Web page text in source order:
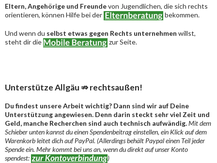
Eltern, Angehörige und Freundevon Jugendlichen, die sich rechts
orientieren, können Hilfe bei der
bekommen.
Und wenn du selbst etwas gegen Rechts unternehmen willst,
steht dir die
zur Seite.
Unterstütze Allgäu ⇏ rechtsaußen!
Du findest unsere Arbeit wichtig? Dann sind wir auf Deine
Unterstützung angewiesen. Denn darin steckt sehr viel Zeit und
Geld, manche Recherchen sind auch technisch aufwändig.Mit dem
Schieber unten kannst du einen Spendenbeitrag einstellen, ein Klick auf dem
Warenkorb leitet dich auf PayPal. (Allerdings behält Paypal einen Teil jeder
Spende ein. Mehr kommt bei uns an, wenn du direkt auf unser Konto
spendest:
)